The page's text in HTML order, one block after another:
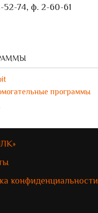
52-74, ф. 2-60-61
программы
конфиденциальности